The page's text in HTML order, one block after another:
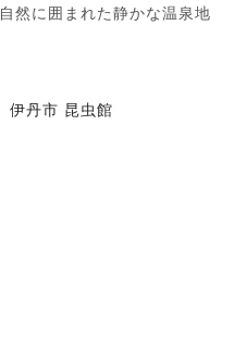
自然に囲まれた静かな温泉地
伊丹市 昆虫館